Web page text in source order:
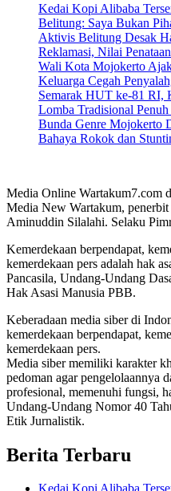
Kedai Kopi Alibaba
Belitung: Saya Bukan
Aktivis Belitung Desak
Reklamasi, Nilai
Wali Kota Mojokerto
Keluarga Cegah
Semarak HUT ke-81 RI,
Lomba Tradisional
Bunda Genre Mojokerto
Bahaya Rokok dan
Media Online Wartakum7.com
Media New Wartakum,
Aminuddin Silalahi. Selaku
Kemerdekaan berpendapat,
kemerdekaan pers adalah hak
Pancasila, Undang-Undang
Hak Asasi Manusia PBB.
Keberadaan media siber di
kemerdekaan berpendapat,
kemerdekaan pers.
Media siber memiliki karakter
pedoman agar pengelolaannya
profesional, memenuhi fungsi,
Undang-Undang Nomor 40
Etik Jurnalistik.
Berita Terbaru